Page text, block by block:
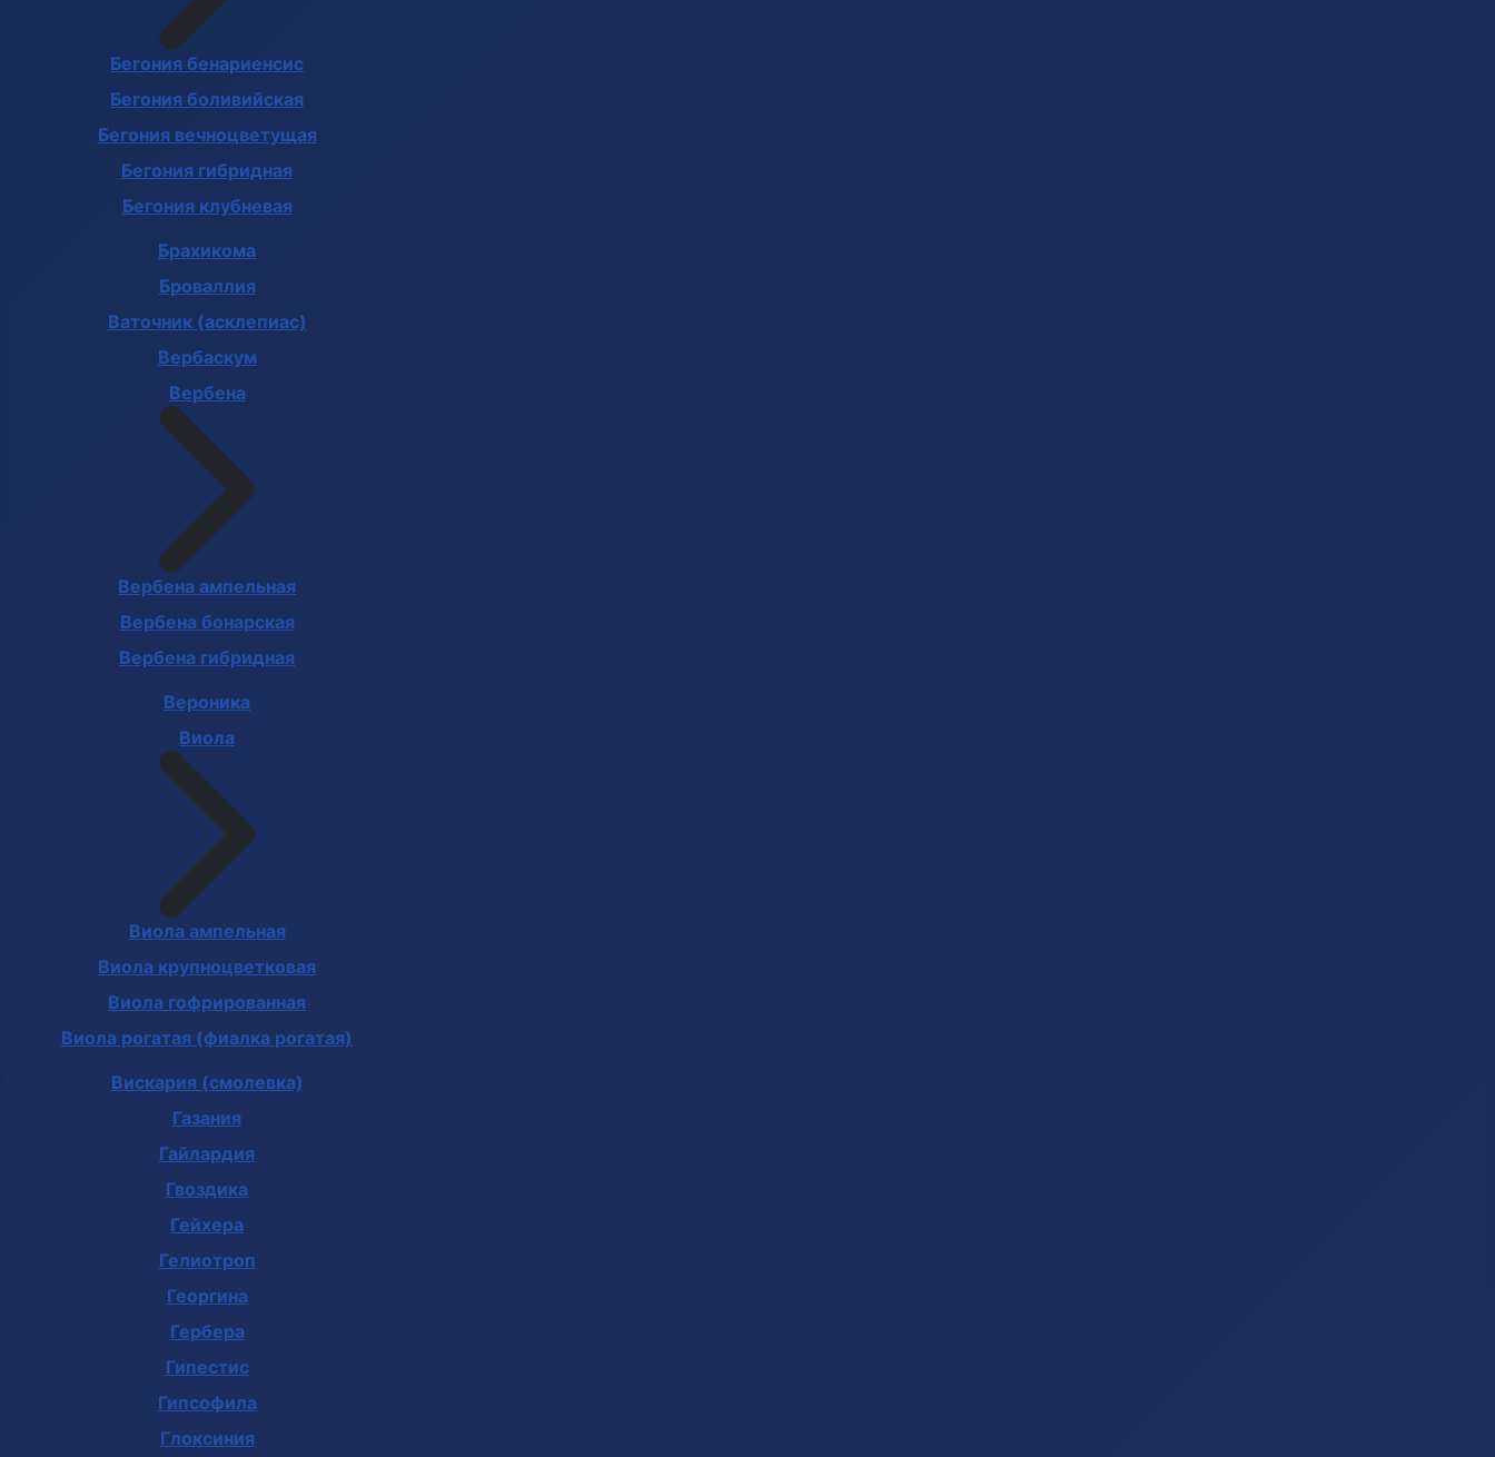
Бегония бенариенсис
Бегония боливийская
Бегония вечноцветущая
Бегония гибридная
Бегония клубневая
Брахикома
Броваллия
Ваточник (асклепиас)
Вербаскум
Вербена
Вербена ампельная
Вербена бонарская
Вербена гибридная
Вероника
Виола
Виола ампельная
Виола крупноцветковая
Виола гофрированная
Виола рогатая (фиалка рогатая)
Вискария (смолевка)
Газания
Гайлардия
Гвоздика
Гейхера
Гелиотроп
Георгина
Гербера
Гипестис
Гипсофила
Глоксиния